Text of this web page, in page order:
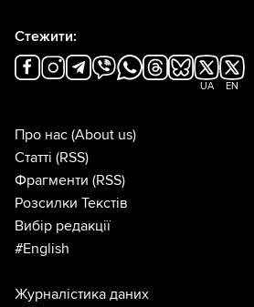
Стежити:
UA EN
Про нас (About us)
Статті (RSS)
Фрагменти (RSS)
Розсилки Текстів
Вибір редакції
#English
Журналістика даних